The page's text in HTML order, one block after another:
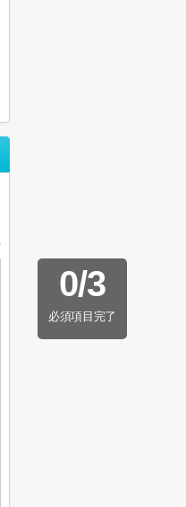
0/3
必須項目完了